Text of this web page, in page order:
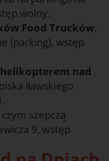
wolny.
Food Trucków,
(parking), wstęp
nad
iławskiego
czym szepczą
9, wstęp